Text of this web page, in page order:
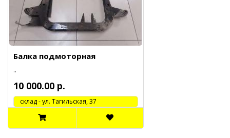
Балка подмоторная
..
10 000.00 р.
cклад - ул. Тагильская, 37